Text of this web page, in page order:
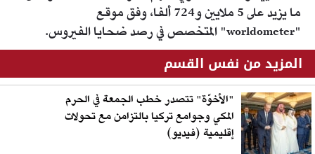
ما يزيد على 5 ملايين و724 ألفا، وفق موقع
"worldometer" المتخصص في رصد ضحايا الفيروس.
المزيد من نفس القسم
"الأخوّة" تتصدر خطب الجمعة في الحرم
المكي وجوامع تركيا بالتزامن مع تحولات
إقليمية (فيديو)